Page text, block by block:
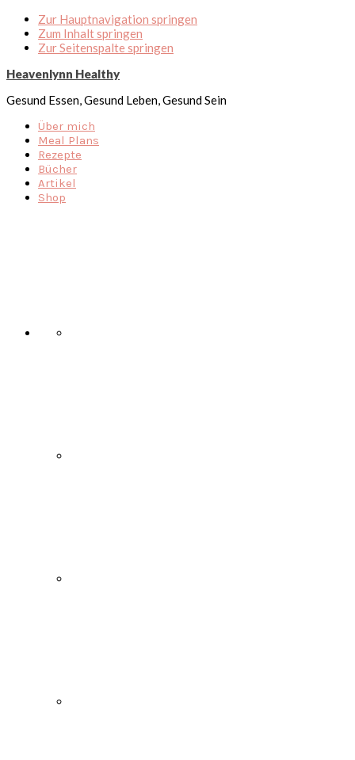
Zur Hauptnavigation springen
Zum Inhalt springen
Zur Seitenspalte springen
Heavenlynn Healthy
Gesund Essen, Gesund Leben, Gesund Sein
Über mich
Meal Plans
Rezepte
Bücher
Artikel
Shop